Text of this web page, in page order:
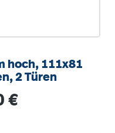
2 Türen
€